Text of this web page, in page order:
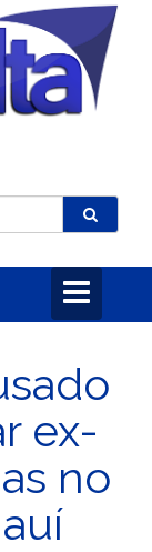
Toggle
navigation
ex-
no